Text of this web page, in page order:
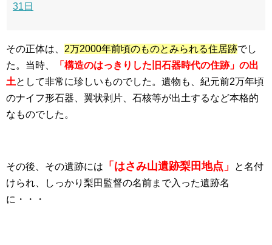
31日
その正体は、 2万2000年前頃のものとみられる住居跡でし
た。当時、
「構造のはっきりした旧石器時代の住跡」の出
土として非常に珍しいものでした。遺物も、紀元前2万年頃
のナイフ形石器、翼状剥片、石核等が出土するなど本格的
なものでした。
その後、その遺跡には 「はさみ山遺跡梨田地点」
と名付
けられ、しっかり梨田監督の名前まで入った遺跡名
に・・・